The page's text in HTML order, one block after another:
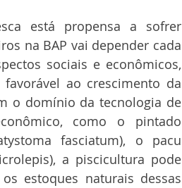
está propensa a sofrer
na BAP vai depender cada
sociais e econômicos,
ao crescimento da
o domínio da tecnologia de
como o pintado
fasciatum), o pacu
a piscicultura pode
estoques naturais dessas